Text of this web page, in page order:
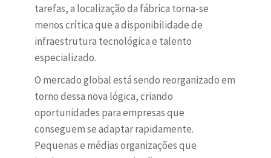
tarefas, a localização da fábrica torna-se
menos crítica que a disponibilidade de
infraestrutura tecnológica e talento
especializado.
O mercado global está sendo reorganizado em
torno dessa nova lógica, criando
oportunidades para empresas que
conseguem se adaptar rapidamente.
Pequenas e médias organizações que